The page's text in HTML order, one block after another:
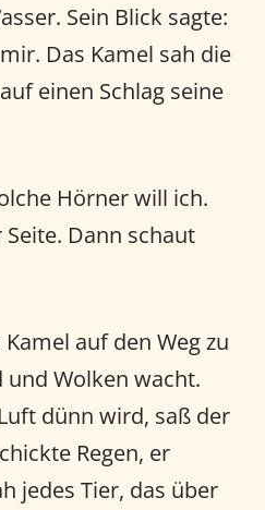
Sein Blick sagte:
Das Kamel sah die
einen Schlag seine
Hörner will ich.
Dann schaut
auf den Weg zu
Wolken wacht.
dünn wird, saß der
Regen, er
jedes Tier, das über